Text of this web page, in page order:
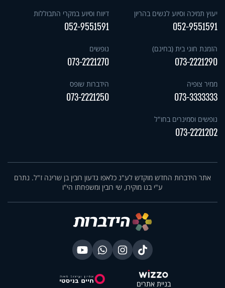
יעוץ תמיכה וסיוע לנשים בהריון
052-9551591
דיווח וסיוע במקרי התבוללות
052-9551591
הזמנת חוגי בית (בחינם)
073-2221290
נופשים
073-2221270
ממיר צופיה
073-3333333
הידברות שופס
073-2221250
נופשים וסמינרים בחו"ל
073-2221202
אתר הידברות החדש מוקדש לע"נ כלאפו גדעון רובין בן שרינה ז"ל. נתרם
ע"י בנו מוקירו, שי רובין ומשפחתו הי"ו
בניית אתרים